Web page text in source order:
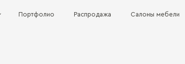
Портфолио Распродажа Салоны мебели